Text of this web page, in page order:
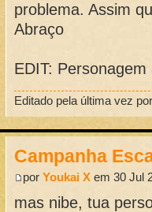
problema. Assim
Abraço
EDIT:
Editado pela última vez
Campanha
porYoukai X em 30 Jul
mas nibe, tua